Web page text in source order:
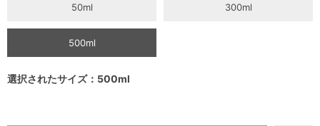
50ml 300ml
500ml
選択されたサイズ：500ml